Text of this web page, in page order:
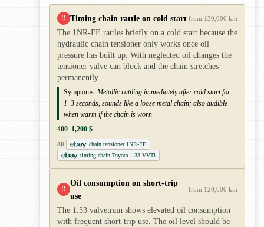
!! Timing chain rattle on cold start from 130,000 km
The 1NR-FE rattles briefly on a cold start because the
hydraulic chain tensioner only works once oil
pressure has built up. With neglected oil changes the
tensioner valve can block and the chain stretches
permanently.
Symptoms: Metallic rattling immediately after cold start for
1–3 seconds, sounds like a loose metal chain; also audible
when warm if the chain is worn
400–1,200 $
AD
chain tensioner 1NR-FE
timing chain Toyota 1.33 VVTi
!!
Oil consumption on short-trip
use
from 120,000 km
The 1.33 valvetrain shows elevated oil consumption
with frequent short-trip use. The oil level should be